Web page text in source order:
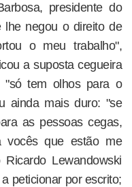
presidente do
lhe negou o direito de
o meu trabalho",
a suposta cegueira
"só tem olhos para o
ainda mais duro: "se
as pessoas cegas,
vocês que estão me
Lewandowski
peticionar por escrito;